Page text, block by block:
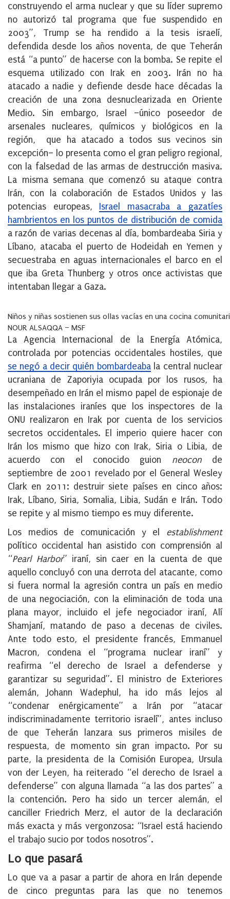
construyendo el arma nuclear y que su líder supremo
no autorizó tal programa que fue suspendido en
2003”, Trump se ha rendido a la tesis israelí,
defendida desde los años noventa, de que Teherán
está “a punto” de hacerse con la bomba. Se repite el
esquema utilizado con Irak en 2003. Irán no ha
atacado a nadie y defiende desde hace décadas la
creación de una zona desnuclearizada en Oriente
Medio. Sin embargo, Israel –único poseedor de
arsenales nucleares, químicos y biológicos en la
región, que ha atacado a todos sus vecinos sin
excepción– lo presenta como el gran peligro regional,
con la falsedad de las armas de destrucción masiva.
La misma semana que comenzó su ataque contra
Irán, con la colaboración de Estados Unidos y las
potencias europeas,
Israel masacraba a gazatíes
hambrientos en los puntos de distribución de comida
a razón de varias decenas al día, bombardeaba Siria y
Líbano, atacaba el puerto de Hodeidah en Yemen y
secuestraba en aguas internacionales el barco en el
que iba Greta Thunberg y otros once activistas que
intentaban llegar a Gaza.
Niños y niñas sostienen sus ollas vacías en una cocina
NOUR ALSAQQA – MSF
La Agencia Internacional de la Energía Atómica,
controlada por potencias occidentales hostiles, que
se negó a decir quién bombardeabala central nuclear
ucraniana de Zaporiyia ocupada por los rusos, ha
desempeñado en Irán el mismo papel de espionaje de
las instalaciones iraníes que los inspectores de la
ONU realizaron en Irak por cuenta de los servicios
secretos occidentales. El imperio quiere hacer con
Irán los mismo que hizo con Irak, Siria o Libia, de
acuerdo con el conocido guion neocon de
septiembre de 2001 revelado por el General Wesley
Clark en 2011: destruir siete países en cinco años:
Irak, Líbano, Siria, Somalia, Libia, Sudán e Irán. Todo
se repite y al mismo tiempo es muy diferente.
Los medios de comunicación y el establishment
político occidental han asistido con comprensión al
“Pearl Harbor” iraní, sin caer en la cuenta de que
aquello concluyó con una derrota del atacante, como
si fuera normal la agresión contra un país en medio
de una negociación, con la eliminación de toda una
plana mayor, incluido el jefe negociador iraní, Alí
Shamjaní, matando de paso a decenas de civiles.
Ante todo esto, el presidente francés, Emmanuel
Macron, condena el “programa nuclear iraní” y
reafirma “el derecho de Israel a defenderse y
garantizar su seguridad”. El ministro de Exteriores
alemán, Johann Wadephul, ha ido más lejos al
“condenar enérgicamente” a Irán por “atacar
indiscriminadamente territorio israelí”, antes incluso
de que Teherán lanzara sus primeros misiles de
respuesta, de momento sin gran impacto. Por su
parte, la presidenta de la Comisión Europea, Ursula
von der Leyen, ha reiterado “el derecho de Israel a
defenderse” con alguna llamada “a las dos partes” a
la contención. Pero ha sido un tercer alemán, el
canciller Friedrich Merz, el autor de la declaración
más exacta y más vergonzosa: “Israel está haciendo
el trabajo sucio por todos nosotros”.
Lo que pasará
Lo que va a pasar a partir de ahora en Irán depende
de cinco preguntas para las que no tenemos